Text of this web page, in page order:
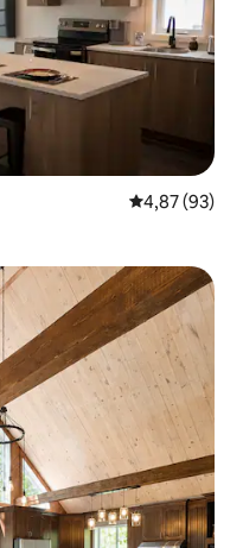
Priemerné
4,87 (93)